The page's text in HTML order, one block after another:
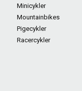
Minicykler
Mountainbikes
Pigecykler
Racercykler